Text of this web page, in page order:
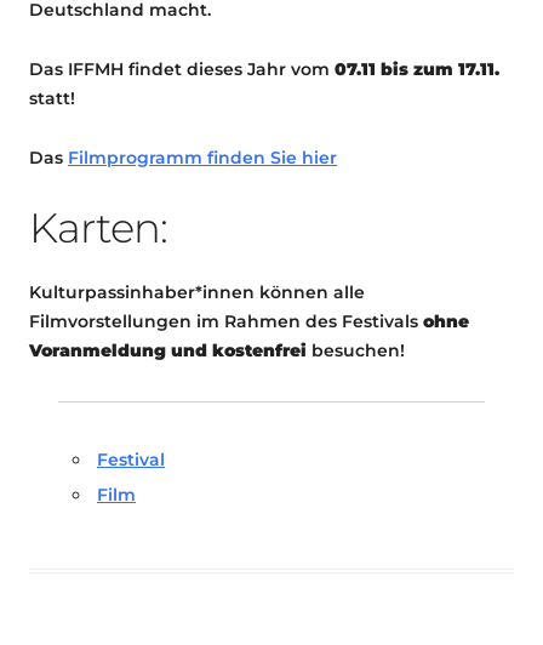
Deutschland macht.
Das IFFMH findet dieses Jahr vom 07.11 bis zum 17.11.
statt!
Das Filmprogramm finden Sie hier
Karten:
Kulturpassinhaber*innen können alle
Filmvorstellungen im Rahmen des Festivals ohne
Voranmeldung und kostenfrei besuchen!
Festival
Film